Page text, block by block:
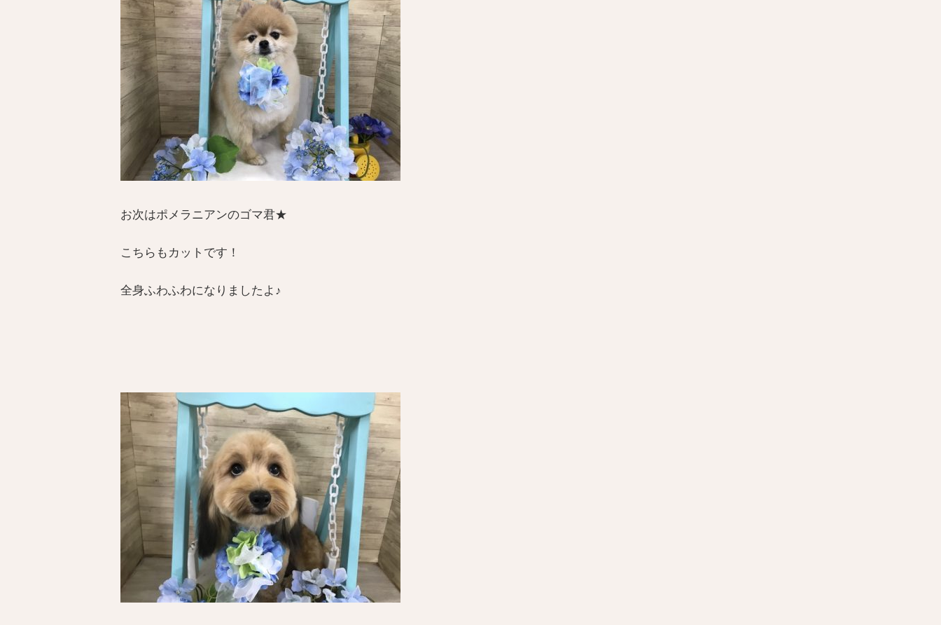
お次はポメラニアンのゴマ君★
こちらもカットです！
全身ふわふわになりましたよ♪